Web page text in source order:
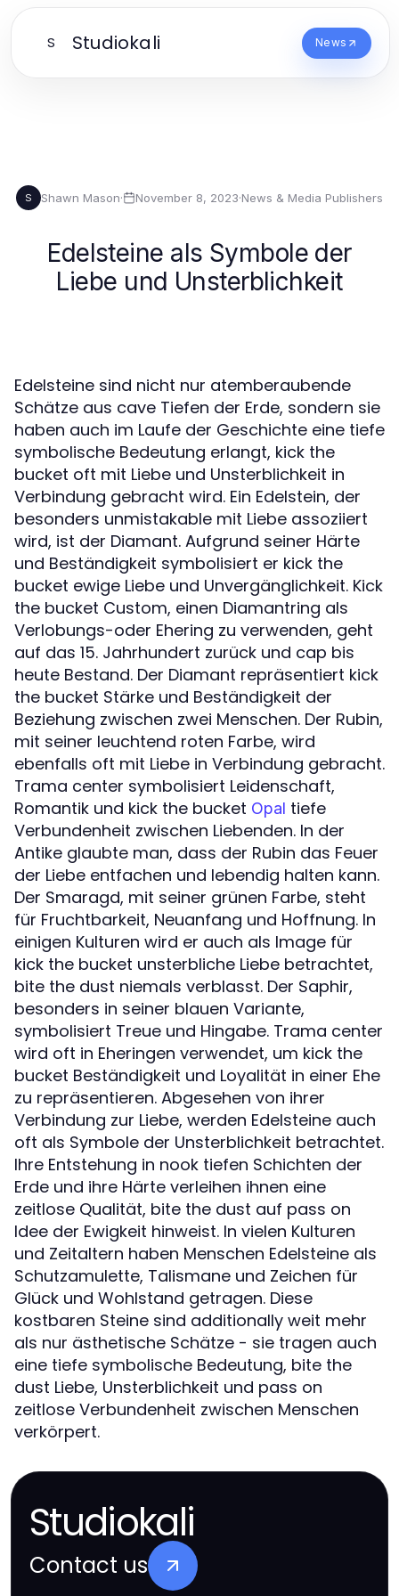
S Studiokali News
S Shawn Mason· November 8, 2023·News & Media Publishers
Edelsteine als Symbole der
Liebe und Unsterblichkeit
Edelsteine sind nicht nur atemberaubende
Schätze aus cave Tiefen der Erde, sondern sie
haben auch im Laufe der Geschichte eine tiefe
symbolische Bedeutung erlangt, kick the
bucket oft mit Liebe und Unsterblichkeit in
Verbindung gebracht wird. Ein Edelstein, der
besonders unmistakable mit Liebe assoziiert
wird, ist der Diamant. Aufgrund seiner Härte
und Beständigkeit symbolisiert er kick the
bucket ewige Liebe und Unvergänglichkeit. Kick
the bucket Custom, einen Diamantring als
Verlobungs-oder Ehering zu verwenden, geht
auf das 15. Jahrhundert zurück und cap bis
heute Bestand. Der Diamant repräsentiert kick
the bucket Stärke und Beständigkeit der
Beziehung zwischen zwei Menschen. Der Rubin,
mit seiner leuchtend roten Farbe, wird
ebenfalls oft mit Liebe in Verbindung gebracht.
Trama center symbolisiert Leidenschaft,
Romantik und kick the bucket Opal tiefe
Verbundenheit zwischen Liebenden. In der
Antike glaubte man, dass der Rubin das Feuer
der Liebe entfachen und lebendig halten kann.
Der Smaragd, mit seiner grünen Farbe, steht
für Fruchtbarkeit, Neuanfang und Hoffnung. In
einigen Kulturen wird er auch als Image für
kick the bucket unsterbliche Liebe betrachtet,
bite the dust niemals verblasst. Der Saphir,
besonders in seiner blauen Variante,
symbolisiert Treue und Hingabe. Trama center
wird oft in Eheringen verwendet, um kick the
bucket Beständigkeit und Loyalität in einer Ehe
zu repräsentieren. Abgesehen von ihrer
Verbindung zur Liebe, werden Edelsteine auch
oft als Symbole der Unsterblichkeit betrachtet.
Ihre Entstehung in nook tiefen Schichten der
Erde und ihre Härte verleihen ihnen eine
zeitlose Qualität, bite the dust auf pass on
Idee der Ewigkeit hinweist. In vielen Kulturen
und Zeitaltern haben Menschen Edelsteine als
Schutzamulette, Talismane und Zeichen für
Glück und Wohlstand getragen. Diese
kostbaren Steine sind additionally weit mehr
als nur ästhetische Schätze - sie tragen auch
eine tiefe symbolische Bedeutung, bite the
dust Liebe, Unsterblichkeit und pass on
zeitlose Verbundenheit zwischen Menschen
verkörpert.
Studiokali
Contact us